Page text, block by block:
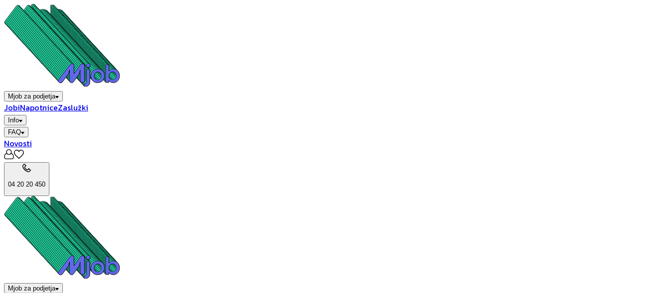
Mjob za podjetja
JobiNapotniceZaslužki
Info
FAQ
Novosti
04 20 20 450
Mjob za podjetja